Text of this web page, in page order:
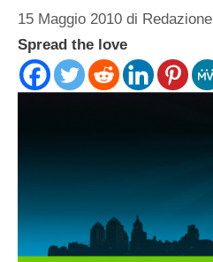
15 Maggio 2010 di Redazione
Spread the love